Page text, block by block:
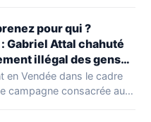
pour qui ?
Gabriel Attal chahuté
illégal des gens
en Vendée dans le cadre
campagne consacrée aux